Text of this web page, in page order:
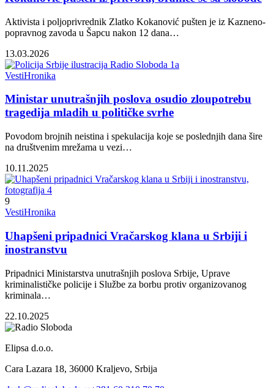
Aktivista i poljoprivrednik Zlatko Kokanović pušten je iz Kazneno-
popravnog zavoda u Šapcu nakon 12 dana…
13.03.2026
VestiHronika
Ministar unutrašnjih poslova osudio zloupotrebu
tragedija mladih u političke svrhe
Povodom brojnih neistina i spekulacija koje se poslednjih dana šire
na društvenim mrežama u vezi…
10.11.2025
9
VestiHronika
Uhapšeni pripadnici Vračarskog klana u Srbiji i
inostranstvu
Pripadnici Ministarstva unutrašnjih poslova Srbije, Uprave
kriminalističke policije i Službe za borbu protiv organizovanog
kriminala…
22.10.2025
Elipsa d.o.o.
Cara Lazara 18, 36000 Kraljevo, Srbija